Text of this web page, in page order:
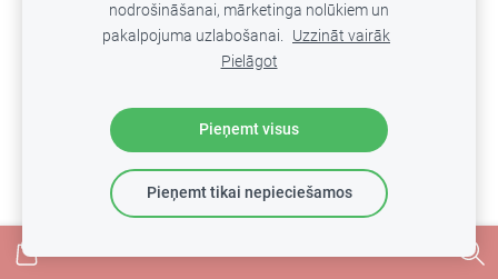
Parādīt opcijas Parādīt opcijas
Apsveikuma kartīte - Kaķis
Apsveikuma kartīte -Kaķis
nodrošināšanai, mārketinga nolūkiem un
pakalpojuma uzlabošanai. Uzzināt vairāk
Pielāgot
Pieņemt visus
Pieņemt tikai nepieciešamos